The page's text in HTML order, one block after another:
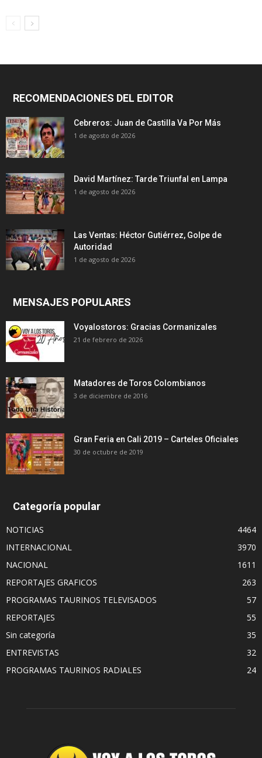
RECOMENDACIONES DEL EDITOR
Cebreros: Juan de Castilla Va Por Más
1 de agosto de 2026
David Martínez: Tarde Triunfal en Lampa
1 de agosto de 2026
Las Ventas: Héctor Gutiérrez, Golpe de
Autoridad
1 de agosto de 2026
MENSAJES POPULARES
Voyalostoros: Gracias Cormanizales
21 de febrero de 2026
Matadores de Toros Colombianos
3 de diciembre de 2016
Gran Feria en Cali 2019 – Carteles Oficiales
30 de octubre de 2019
Categoría popular
NOTICIAS
4464
INTERNACIONAL
3970
NACIONAL
1611
REPORTAJES GRAFICOS
263
PROGRAMAS TAURINOS TELEVISADOS
57
REPORTAJES
55
Sin categoría
35
ENTREVISTAS
32
PROGRAMAS TAURINOS RADIALES
24